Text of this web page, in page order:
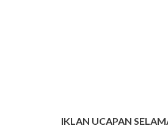
IKLAN UCAPAN